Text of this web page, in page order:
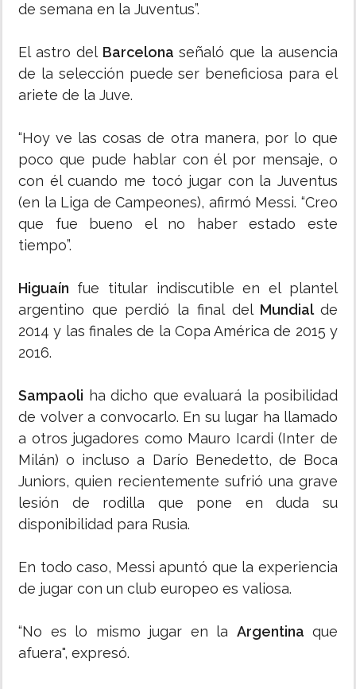
de semana en la Juventus”.
El astro del Barcelona señaló que la ausencia
de la selección puede ser beneficiosa para el
ariete de la Juve.
“Hoy ve las cosas de otra manera, por lo que
poco que pude hablar con él por mensaje, o
con él cuando me tocó jugar con la Juventus
(en la Liga de Campeones), afirmó Messi. “Creo
que fue bueno el no haber estado este
tiempo”.
Higuaín fue titular indiscutible en el plantel
argentino que perdió la final del Mundialde
2014 y las finales de la Copa América de 2015 y
2016.
Sampaoli ha dicho que evaluará la posibilidad
de volver a convocarlo. En su lugar ha llamado
a otros jugadores como Mauro Icardi (Inter de
Milán) o incluso a Darío Benedetto, de Boca
Juniors, quien recientemente sufrió una grave
lesión de rodilla que pone en duda su
disponibilidad para Rusia.
En todo caso, Messi apuntó que la experiencia
de jugar con un club europeo es valiosa.
“No es lo mismo jugar en la Argentina que
afuera", expresó.